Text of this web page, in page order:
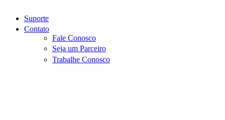
Suporte
Contato
Fale Conosco
Seja um Parceiro
Trabalhe Conosco